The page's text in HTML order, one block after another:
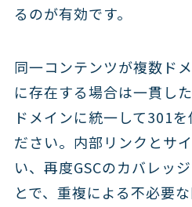
るのが有効です。
同一コンテンツが複数ド
に存在する場合は一貫し
ドメインに統一して301
ださい。内部リンクとサ
い、再度GSCのカバレッ
とで、重複による不必要